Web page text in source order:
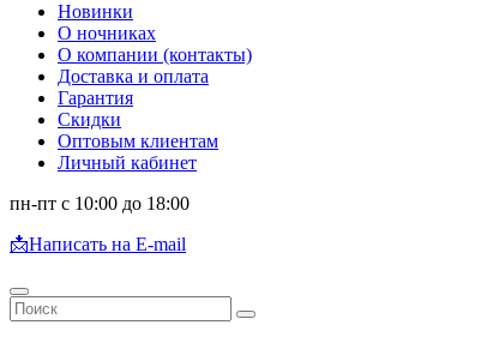
Новинки
О ночниках
О компании (контакты)
Доставка и оплата
Гарантия
Скидки
Оптовым клиентам
Личный кабинет
пн-пт с 10:00 до 18:00
📩Написать на E-mail